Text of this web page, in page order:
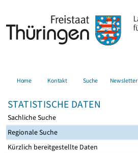
Home Kontakt Suche Newsletter
STATISTISCHE DATEN
Sachliche Suche
Regionale Suche
Kürzlich bereitgestellte Daten